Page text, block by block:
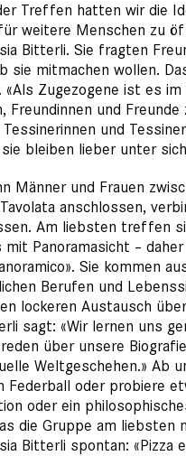
Treffen hatten wir die
weitere Menschen zu
Bitterli. Sie fragten
sie mitmachen wollen.
«Als Zugezogene ist es
Freundinnen und Freunde
und
bleiben lieber unter
Männer und Frauen
anschlossen,
Am liebsten treffen
Panoramasicht –
Sie kommen
Berufen und
lockeren Austausch
sagt: «Wir lernen uns
über unsere
Weltgeschehen.» Ab
Federball oder probiere
oder ein
die Gruppe am liebsten
Bitterli spontan: «Pizza